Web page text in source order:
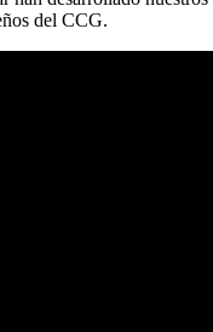
del CCG.